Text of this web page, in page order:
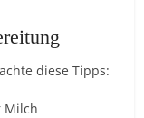
diese Tipps:
Milch